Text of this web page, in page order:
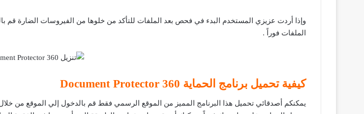
الملفات فوراً .
كيفية تحميل برنامج الحماية Document Protector 360